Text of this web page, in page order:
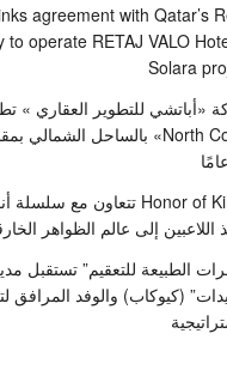
agreement with Qatar’s
to operate RETAJ VALO
Solara
اللاعبين إلى عالم الظواهر
الطبيعة للتعقيم” تستقبل
(كيوكاب) والوفد المرافق